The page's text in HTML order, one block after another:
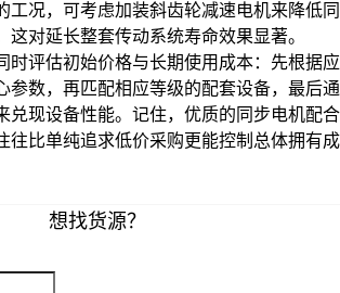
工况，可考虑加装斜齿轮减速电机来降低同
这对延长整套传动系统寿命效果显著。
时评估初始价格与长期使用成本：先根据应
参数，再匹配相应等级的配套设备，最后通
兑现设备性能。记住，优质的同步电机配合
往比单纯追求低价采购更能控制总体拥有成
想找货源？